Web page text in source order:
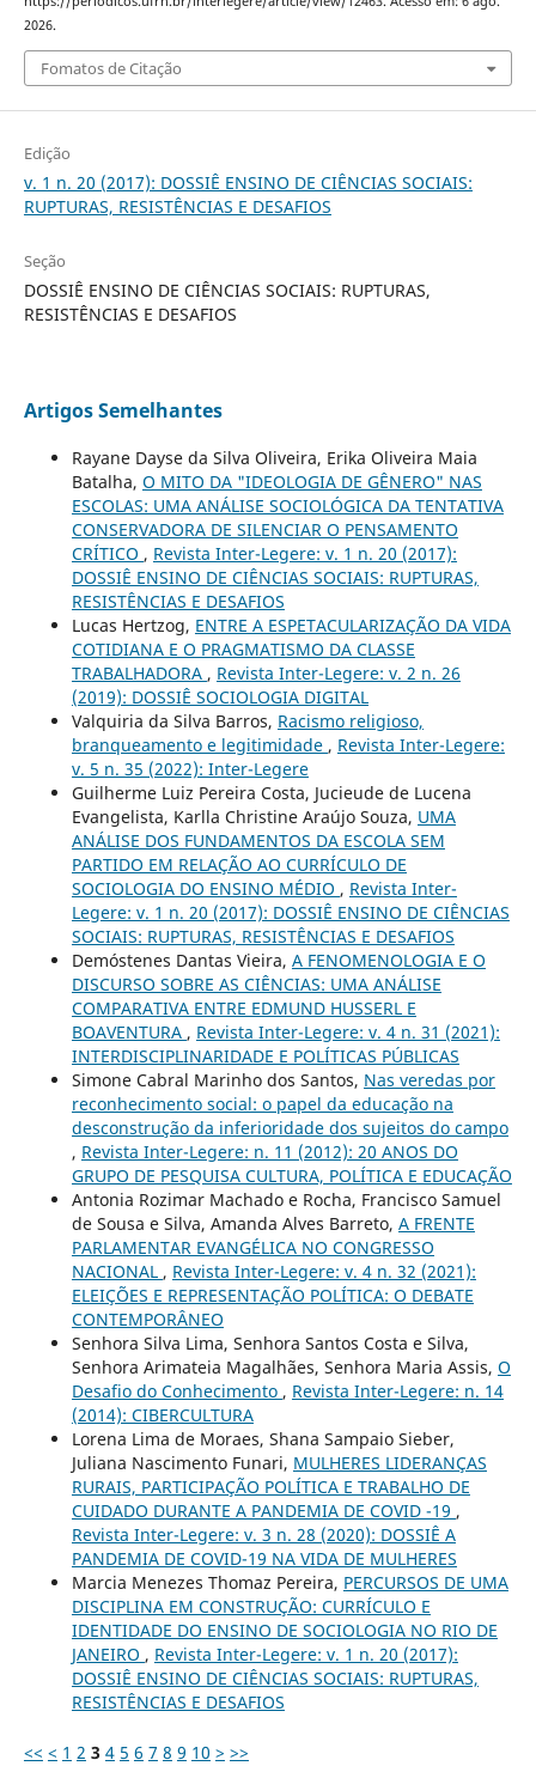
2026.
Fomatos de Citação
Edição
v. 1 n. 20 (2017): DOSSIÊ ENSINO DE CIÊNCIAS SOCIAIS:
RUPTURAS, RESISTÊNCIAS E DESAFIOS
Seção
DOSSIÊ ENSINO DE CIÊNCIAS SOCIAIS: RUPTURAS,
RESISTÊNCIAS E DESAFIOS
Artigos Semelhantes
Rayane Dayse da Silva Oliveira, Erika Oliveira Maia
Batalha, O MITO DA "IDEOLOGIA DE GÊNERO" NAS
ESCOLAS: UMA ANÁLISE SOCIOLÓGICA DA TENTATIVA
CONSERVADORA DE SILENCIAR O PENSAMENTO
CRÍTICO , Revista Inter-Legere: v. 1 n. 20 (2017):
DOSSIÊ ENSINO DE CIÊNCIAS SOCIAIS: RUPTURAS,
RESISTÊNCIAS E DESAFIOS
Lucas Hertzog, ENTRE A ESPETACULARIZAÇÃO DA VIDA
COTIDIANA E O PRAGMATISMO DA CLASSE
TRABALHADORA , Revista Inter-Legere: v. 2 n. 26
(2019): DOSSIÊ SOCIOLOGIA DIGITAL
Valquiria da Silva Barros, Racismo religioso,
branqueamento e legitimidade , Revista Inter-Legere:
v. 5 n. 35 (2022): Inter-Legere
Guilherme Luiz Pereira Costa, Jucieude de Lucena
Evangelista, Karlla Christine Araújo Souza, UMA
ANÁLISE DOS FUNDAMENTOS DA ESCOLA SEM
PARTIDO EM RELAÇÃO AO CURRÍCULO DE
SOCIOLOGIA DO ENSINO MÉDIO , Revista Inter-
Legere: v. 1 n. 20 (2017): DOSSIÊ ENSINO DE CIÊNCIAS
SOCIAIS: RUPTURAS, RESISTÊNCIAS E DESAFIOS
Demóstenes Dantas Vieira, A FENOMENOLOGIA E O
DISCURSO SOBRE AS CIÊNCIAS: UMA ANÁLISE
COMPARATIVA ENTRE EDMUND HUSSERL E
BOAVENTURA , Revista Inter-Legere: v. 4 n. 31 (2021):
INTERDISCIPLINARIDADE E POLÍTICAS PÚBLICAS
Simone Cabral Marinho dos Santos, Nas veredas por
reconhecimento social: o papel da educação na
desconstrução da inferioridade dos sujeitos do campo
, Revista Inter-Legere: n. 11 (2012): 20 ANOS DO
GRUPO DE PESQUISA CULTURA, POLÍTICA E EDUCAÇÃO
Antonia Rozimar Machado e Rocha, Francisco Samuel
de Sousa e Silva, Amanda Alves Barreto, A FRENTE
PARLAMENTAR EVANGÉLICA NO CONGRESSO
NACIONAL , Revista Inter-Legere: v. 4 n. 32 (2021):
ELEIÇÕES E REPRESENTAÇÃO POLÍTICA: O DEBATE
CONTEMPORÂNEO
Senhora Silva Lima, Senhora Santos Costa e Silva,
Senhora Arimateia Magalhães, Senhora Maria Assis, O
Desafio do Conhecimento , Revista Inter-Legere: n. 14
(2014): CIBERCULTURA
Lorena Lima de Moraes, Shana Sampaio Sieber,
Juliana Nascimento Funari, MULHERES LIDERANÇAS
RURAIS, PARTICIPAÇÃO POLÍTICA E TRABALHO DE
CUIDADO DURANTE A PANDEMIA DE COVID -19 ,
Revista Inter-Legere: v. 3 n. 28 (2020): DOSSIÊ A
PANDEMIA DE COVID-19 NA VIDA DE MULHERES
Marcia Menezes Thomaz Pereira, PERCURSOS DE UMA
DISCIPLINA EM CONSTRUÇÃO: CURRÍCULO E
IDENTIDADE DO ENSINO DE SOCIOLOGIA NO RIO DE
JANEIRO , Revista Inter-Legere: v. 1 n. 20 (2017):
DOSSIÊ ENSINO DE CIÊNCIAS SOCIAIS: RUPTURAS,
RESISTÊNCIAS E DESAFIOS
<< < 1 2 3 4 5 6 7 8 9 10 > >>